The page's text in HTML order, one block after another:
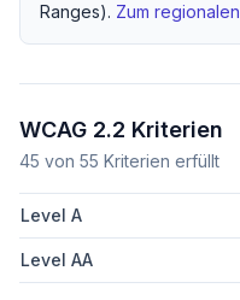
Ranges). Zum regionalen
WCAG 2.2 Kriterien
45 von 55 Kriterien erfüllt
Level A
Level AA